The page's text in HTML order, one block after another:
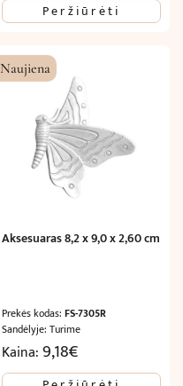
Peržiūrėti
Naujiena
Aksesuaras 8,2 x 9,0 x 2,60 cm
Prekės kodas:FS-7305R
Sandėlyje: Turime
Kaina:9,18€